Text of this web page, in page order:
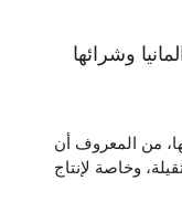
من المعروف أن
وخاصة لإنتاج